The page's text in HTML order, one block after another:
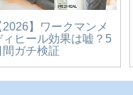
2026】ワークマンメ
ィヒール効果は嘘？5
間ガチ検証